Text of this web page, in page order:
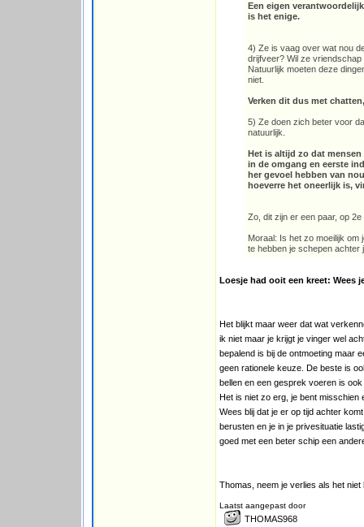
Een eigen
is het enige.
4) Ze is vaag over wat nou
drijfveer? Wil ze
Natuurlijk moeten deze
niet.
Verken dit dus met
5) Ze doen zich beter voor
natuurlijk.
Het is altijd zo dat
in de omgang en eerste
her gevoel hebben van
hoeverre het oneerlijk is,
Zo, dit zijn er een paar, op
Moraal: Is het zo moeilijk om
te hebben je schepen achter
Loesje had ooit een kreet: Wees
Het blijkt maar weer dat wat
ik niet maar je krijgt je vinger wel
bepalend is bij de ontmoeting maar
geen rationele keuze. De beste is
bellen en een gesprek voeren is
Het is niet zo erg, je bent misschien
Wees blij dat je er op tijd achter
berusten en je in je privesituatie
goed met een beter schip een
Thomas, neem je verlies als het
Laatst aangepast door
THOMAS968